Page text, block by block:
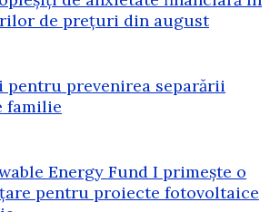
de prețuri din august
pentru prevenirea separării
familie
Energy Fund I primește o
pentru proiecte fotovoltaice